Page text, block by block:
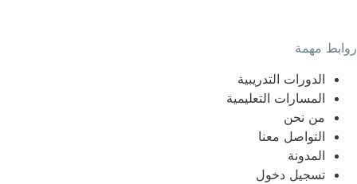
روابط مهمة
الدورات التدريبية
المسارات التعليمية
من نحن
التواصل معنا
المدونة
تسجيل دخول